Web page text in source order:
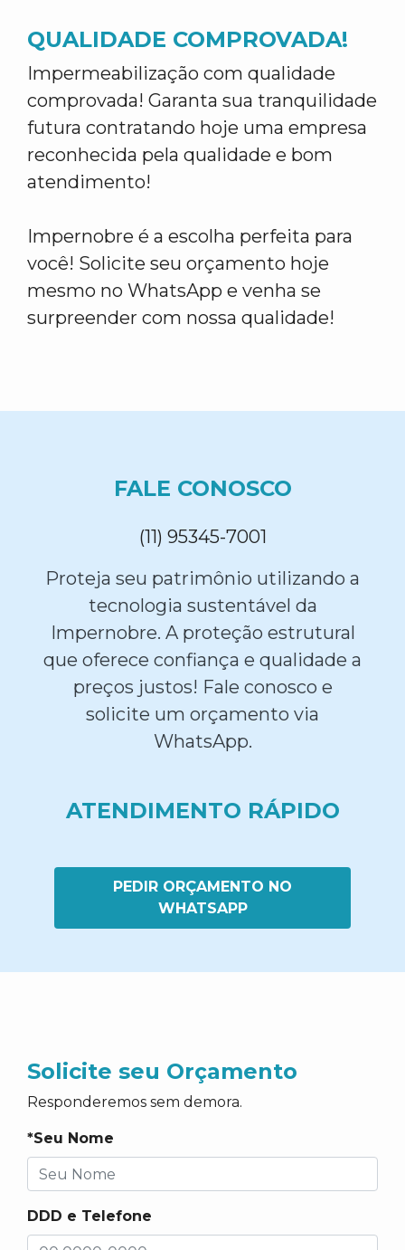
QUALIDADE COMPROVADA!
Impermeabilização com qualidade
comprovada! Garanta sua tranquilidade
futura contratando hoje uma empresa
reconhecida pela qualidade e bom
atendimento!
Impernobre é a escolha perfeita para
você! Solicite seu orçamento hoje
mesmo no WhatsApp e venha se
surpreender com nossa qualidade!
FALE CONOSCO
(11) 95345-7001
Proteja seu patrimônio utilizando a
tecnologia sustentável da
Impernobre. A proteção estrutural
que oferece confiança e qualidade a
preços justos! Fale conosco e
solicite um orçamento via
WhatsApp.
ATENDIMENTO RÁPIDO
PEDIR ORÇAMENTO NO
WHATSAPP
Solicite seu Orçamento
Responderemos sem demora.
*Seu Nome
DDD e Telefone